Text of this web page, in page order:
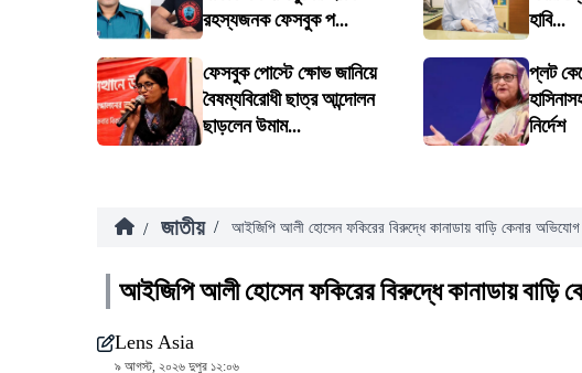
রহস্যজনক ফেসবুক প...
হাবি...
ফেসবুক পোস্টে ক্ষোভ জানিয়ে
বৈষম্যবিরোধী ছাত্র আন্দোলন
ছাড়লেন উমাম...
প্লট
নির্দেশ
/ জাতীয় / আইজিপি আলী হোসেন ফকিরের বিরুদ্ধে কানাডায় বাড়ি কেনার অভিযোগ
আইজিপি আলী হোসেন ফকিরের বিরুদ্ধে কানাডায় বাড়ি
Lens Asia
৯ আগস্ট, ২০২৬ দুপুর ১২:০৬